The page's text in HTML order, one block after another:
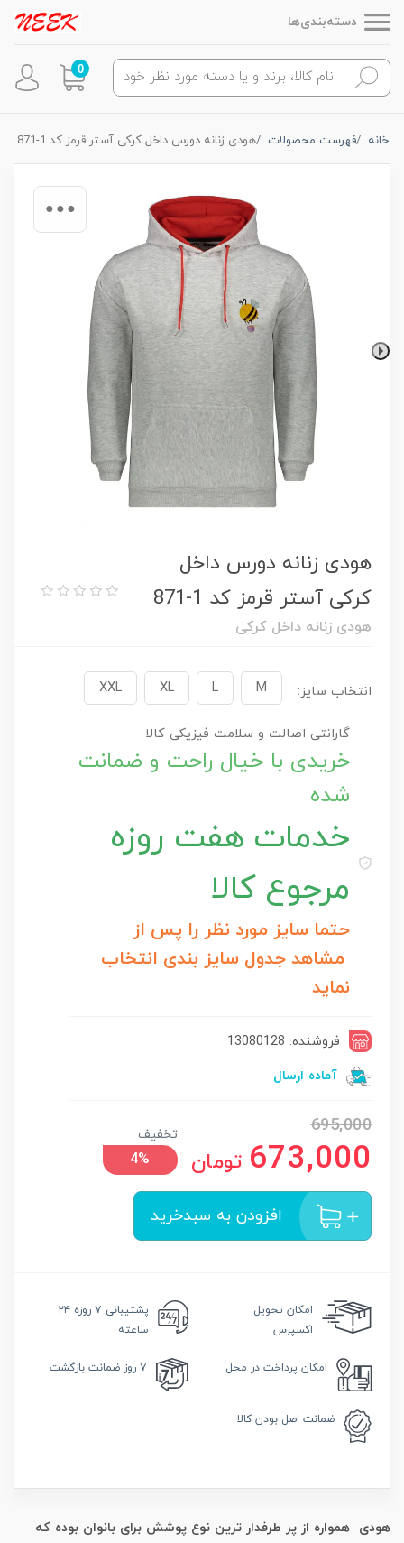
دسته‌بندی‌ها
0
خانه فهرست محصولات هودی زنانه دورس داخل کرکی آستر قرمز کد 1-871
هودی زنانه دورس داخل
کرکی آستر قرمز کد 1-871
هودی زنانه داخل کرکی
انتخاب سایز: M
L
XL
XXL
گارانتی اصالت و سلامت فیزیکی کالا
خریدی با خیال راحت و ضمانت
شده
خدمات هفت روزه
مرجوع کالا
حتما سایز مورد نظر را پس از
مشاهد جدول سایز بندی انتخاب
نماید
فروشنده: 13080128
آماده ارسال
695,000
673,000 تومان
تخفیف
4%
افزودن به سبدخرید
امکان تحویل
اکسپرس
پشتیبانی
۷ روزه ۲۴
ساعته
امکان پرداخت در محل ۷ روز ضمانت بازگشت
ضمانت اصل بودن کالا
هودی همواره از پر طرفدار ترین نوع پوشش برای بانوان بوده که